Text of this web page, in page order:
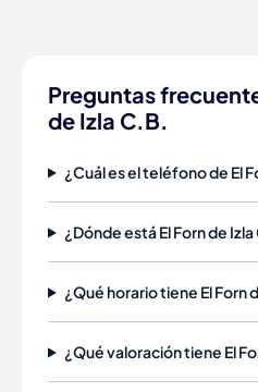
Preguntas
de Izla C.B.
¿Cuál es el teléfono de El
¿Dónde está El Forn de
¿Qué horario tiene El Forn
¿Qué valoración tiene El